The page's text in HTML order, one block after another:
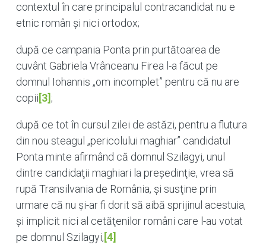
contextul în care principalul contracandidat nu e
etnic român şi nici ortodox;
după ce campania Ponta prin purtătoarea de
cuvânt Gabriela Vrânceanu Firea l-a făcut pe
domnul Iohannis „om incomplet” pentru că nu are
copii[3] ;
după ce tot în cursul zilei de astăzi, pentru a flutura
din nou steagul „pericolului maghiar” candidatul
Ponta minte afirmând că domnul Szilagyi, unul
dintre candidaţii maghiari la preşedinţie, vrea să
rupă Transilvania de România, şi susţine prin
urmare că nu şi-ar fi dorit să aibă sprijinul acestuia,
şi implicit nici al cetăţenilor români care l-au votat
pe domnul Szilagyi,[4]